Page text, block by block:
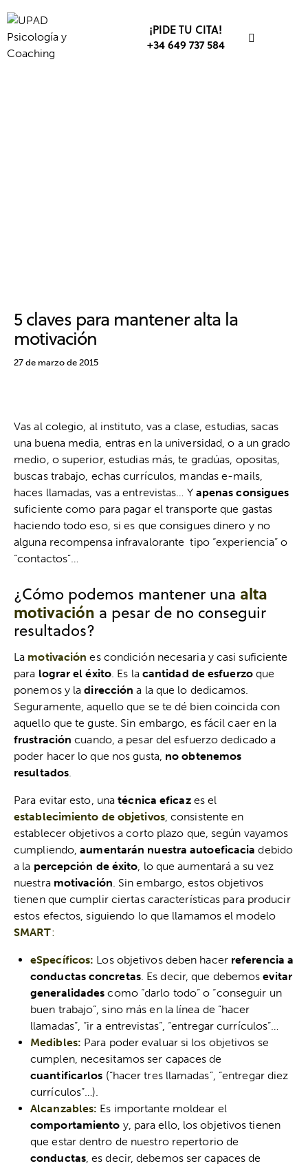
¡PIDE TU CITA!
+34 649 737 584
5 claves para mantener alta la
motivación
27 de marzo de 2015
Vas al colegio, al instituto, vas a clase, estudias, sacas
una buena media, entras en la universidad, o a un grado
medio, o superior, estudias más, te gradúas, opositas,
buscas trabajo, echas currículos, mandas e-mails,
haces llamadas, vas a entrevistas… Y apenas consigues
suficiente como para pagar el transporte que gastas
haciendo todo eso, si es que consigues dinero y no
alguna recompensa infravalorante tipo “experiencia” o
“contactos”…
¿Cómo podemos mantener una alta
motivación a pesar de no conseguir
resultados?
La motivaciónes condición necesaria y casi suficiente
para lograr el éxito. Es la cantidad de esfuerzoque
ponemos y ladirección a la que lo dedicamos.
Seguramente, aquello que se te dé bien coincida con
aquello que te guste. Sin embargo, es fácil caer en la
frustración cuando, a pesar del esfuerzo dedicado a
poder hacer lo que nos gusta, no obtenemos
resultados.
Para evitar esto, unatécnica eficazes el
establecimiento de objetivos, consistente en
establecer objetivos a corto plazo que, según vayamos
cumpliendo,aumentarán nuestra autoeficacia debido
a la percepción de éxito, lo que aumentará a su vez
nuestra motivación. Sin embargo, estos objetivos
tienen que cumplir ciertas características para producir
estos efectos, siguiendo lo que llamamos el modelo
SMART:
eSpecíficos: Los objetivos deben hacer referencia a
conductas concretas. Es decir, que debemos evitar
generalidades como “darlo todo” o “conseguir un
buen trabajo”, sino más en la línea de “hacer
llamadas”, “ir a entrevistas”, “entregar currículos”…
Medibles: Para poder evaluar si los objetivos se
cumplen, necesitamos ser capaces de
cuantificarlos (“hacer tres llamadas”, “entregar diez
currículos”…).
Alcanzables: Es importante moldear el
comportamiento y, para ello, los objetivos tienen
que estar dentro de nuestro repertorio de
conductas, es decir, debemos ser capaces de